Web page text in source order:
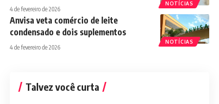
NOTÍCIAS
4 de fevereiro de 2026
NOTÍCIAS
Anvisa veta comércio de leite
condensado e dois suplementos
4 de fevereiro de 2026
Talvez você curta